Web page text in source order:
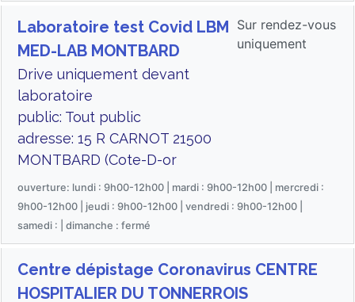
Laboratoire test Covid LBM
MED-LAB MONTBARD
Drive uniquement devant
laboratoire
public: Tout public
adresse: 15 R CARNOT 21500
MONTBARD (Cote-D-or
Sur rendez-vous
uniquement
ouverture: lundi : 9h00-12h00 | mardi : 9h00-12h00 | mercredi :
9h00-12h00 | jeudi : 9h00-12h00 | vendredi : 9h00-12h00 |
samedi : | dimanche : fermé
Centre dépistage Coronavirus CENTRE
HOSPITALIER DU TONNERROIS